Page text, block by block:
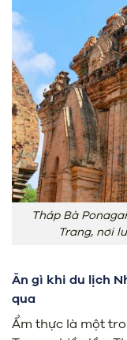
Tháp Bà
Trang, nơi
Ăn gì khi du lịch
qua
Ẩm thực là một